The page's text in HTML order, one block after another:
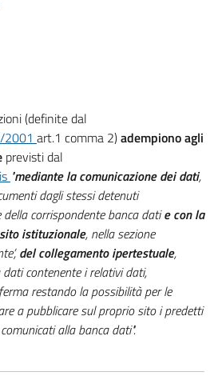
(definite dal
2001 art.1 comma 2)adempiono agli
previsti dal
"mediante la comunicazione dei dati,
dagli stessi detenuti
corrispondente banca datie con la
istituzionale, nella sezione
del collegamento ipertestuale,
contenente i relativi dati,
restando la possibilità per le
a pubblicare sul proprio sito i predetti
alla banca dati".